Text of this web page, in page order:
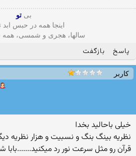
بی تو
اینجا همه در حبس ابد
سالها، هجری و شمسی، همه
پاسخ بازگفت
کاربر
خیلی باحالید بخدا
نظریه بینگ بنگ و نسبیت و هزار نظریه
قرآن رو مثل سرعت نور رد میکنید.......بابا